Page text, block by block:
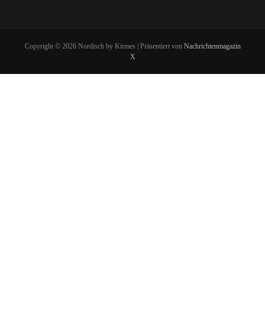
Copyright © 2026 Nordisch by Kirmes | Präsentiert von Nachrichtenmagazin
X